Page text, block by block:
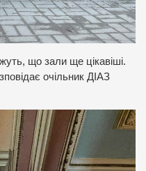
що зали ще цікавіші.
очільник ДІАЗ